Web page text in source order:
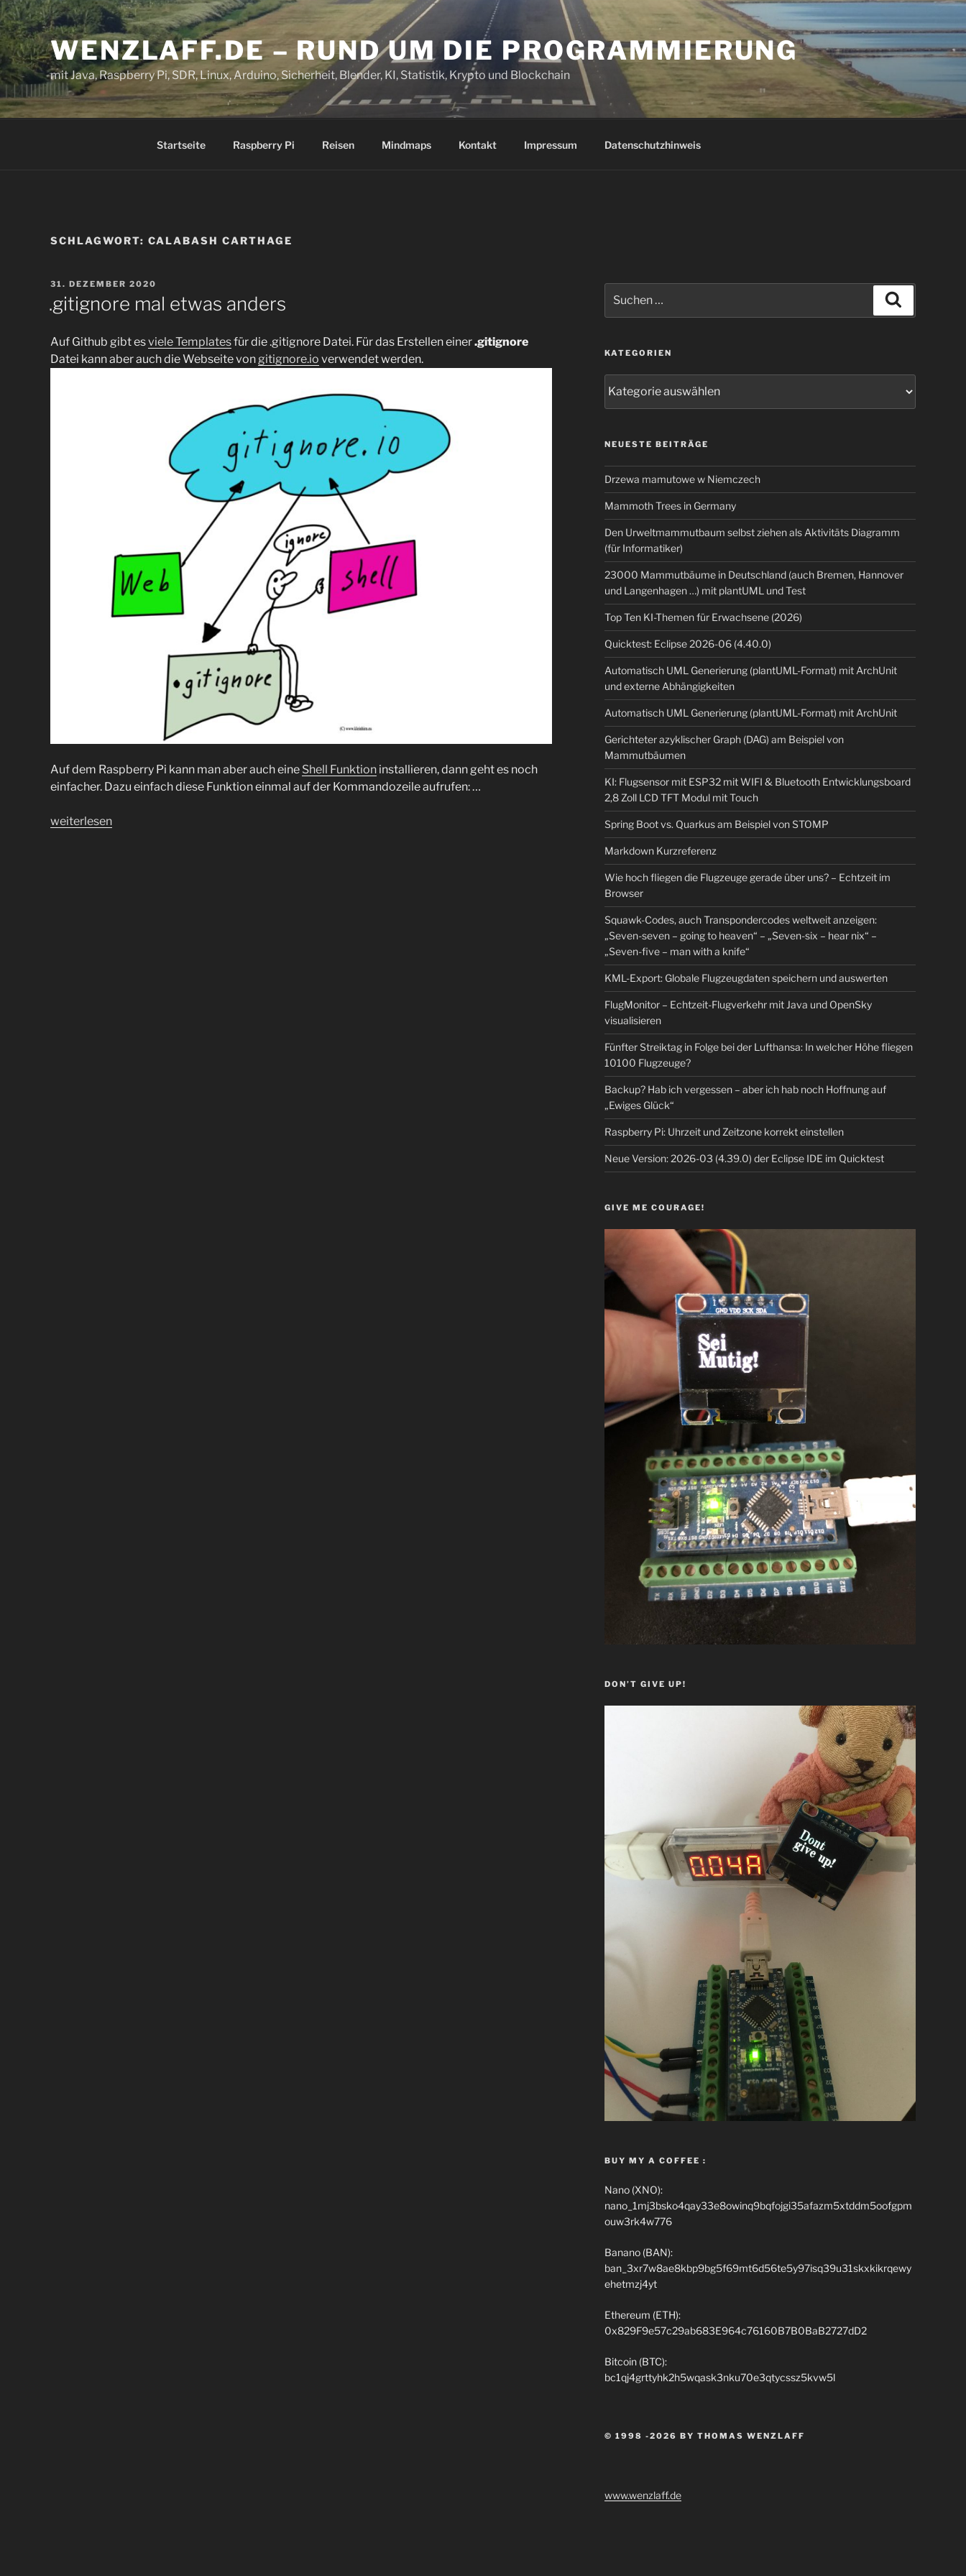
Zum
Inhalt
springen WENZLAFF.DE – RUND UM DIE PROGRAMMIERUNG
mit Java, Raspberry Pi, SDR, Linux, Arduino, Sicherheit, Blender, KI, Statistik, Krypto und Blockchain
Startseite Raspberry Pi Reisen Mindmaps Kontakt Impressum Datenschutzhinweis
SCHLAGWORT: CALABASH CARTHAGE
VERÖFFENTLICHT
AM
31. DEZEMBER 2020
.gitignore mal etwas anders
Auf Github gibt esviele Templatesfür die .gitignore Datei. Für das Erstellen einer.gitignore
Datei kann aber auch die Webseite von gitignore.io verwendet werden.
Auf dem Raspberry Pi kann man aber auch eine Shell Funktion installieren, dann geht es noch
einfacher. Dazu einfach diese Funktion einmal auf der Kommandozeile aufrufen: …
„.gitignore
weiterlesen
nach:
KATEGORIEN
NEUESTE BEITRÄGE
Drzewa mamutowe w Niemczech
Mammoth Trees in Germany
Den Urweltmammutbaum selbst ziehen als Aktivitäts Diagramm
(für Informatiker)
23000 Mammutbäume in Deutschland (auch Bremen, Hannover
und Langenhagen …) mit plantUML und Test
Top Ten KI-Themen für Erwachsene (2026)
Quicktest: Eclipse 2026-06 (4.40.0)
Automatisch UML Generierung (plantUML-Format) mit ArchUnit
und externe Abhängigkeiten
Automatisch UML Generierung (plantUML-Format) mit ArchUnit
Gerichteter azyklischer Graph (DAG) am Beispiel von
Mammutbäumen
KI: Flugsensor mit ESP32 mit WIFI & Bluetooth Entwicklungsboard
2,8 Zoll LCD TFT Modul mit Touch
Spring Boot vs. Quarkus am Beispiel von STOMP
Markdown Kurzreferenz
Wie hoch fliegen die Flugzeuge gerade über uns? – Echtzeit im
Browser
Squawk-Codes, auch Transpondercodes weltweit anzeigen:
„Seven-seven – going to heaven“ – „Seven-six – hear nix“ –
„Seven-five – man with a knife“
KML-Export: Globale Flugzeugdaten speichern und auswerten
FlugMonitor – Echtzeit-Flugverkehr mit Java und OpenSky
visualisieren
Fünfter Streiktag in Folge bei der Lufthansa: In welcher Höhe fliegen
10100 Flugzeuge?
Backup? Hab ich vergessen – aber ich hab noch Hoffnung auf
„Ewiges Glück“
Raspberry Pi: Uhrzeit und Zeitzone korrekt einstellen
Neue Version: 2026-03 (4.39.0) der Eclipse IDE im Quicktest
GIVE ME COURAGE!
DON’T GIVE UP!
BUY MY A COFFEE :
Nano (XNO):
nano_1mj3bsko4qay33e8owinq9bqfojgi35afazm5xtddm5oofgpm
ouw3rk4w776
Banano (BAN):
ban_3xr7w8ae8kbp9bg5f69mt6d56te5y97isq39u31skxkikrqewy
ehetmzj4yt
Ethereum (ETH):
0x829F9e57c29ab683E964c76160B7B0BaB2727dD2
Bitcoin (BTC):
bc1qj4grttyhk2h5wqask3nku70e3qtycssz5kvw5l
© 1998 -2026 BY THOMAS WENZLAFF
www.wenzlaff.de